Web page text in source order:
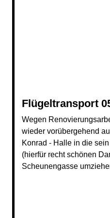
Flügeltransport
Wegen
wieder vorübergehend
Konrad - Halle in die sein
(hierfür recht schönen
Scheunengasse